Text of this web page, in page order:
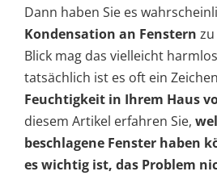
Dann haben Sie es
Kondensation an Fenstern
Blick mag das vielleicht
tatsächlich ist es oft ein
Feuchtigkeit in Ihrem Haus
diesem Artikel erfahren Sie,
beschlagene Fenster haben
es wichtig ist, das Problem